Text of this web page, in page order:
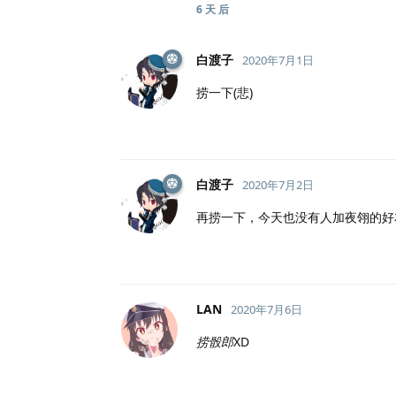
6 天 后
白渡子 2020年7月1日
捞一下(悲)
白渡子 2020年7月2日
再捞一下，今天也没有人加夜翎的
LAN 2020年7月6日
捞骰郎XD